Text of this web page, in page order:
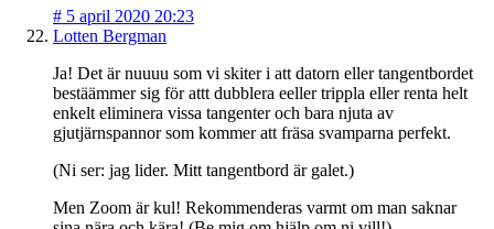
# 5 april 2020 20:23
Lotten Bergman
Ja! Det är nuuuu som vi skiter i att datorn eller tangentbordet
bestäämmer sig för attt dubblera eeller trippla eller renta helt
enkelt eliminera vissa tangenter och bara njuta av
gjutjärnspannor som kommer att fräsa svamparna perfekt.
(Ni ser: jag lider. Mitt tangentbord är galet.)
Men Zoom är kul! Rekommenderas varmt om man saknar